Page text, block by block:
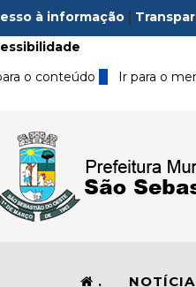
à informação |
o conteúdo 1 Ir para o
.